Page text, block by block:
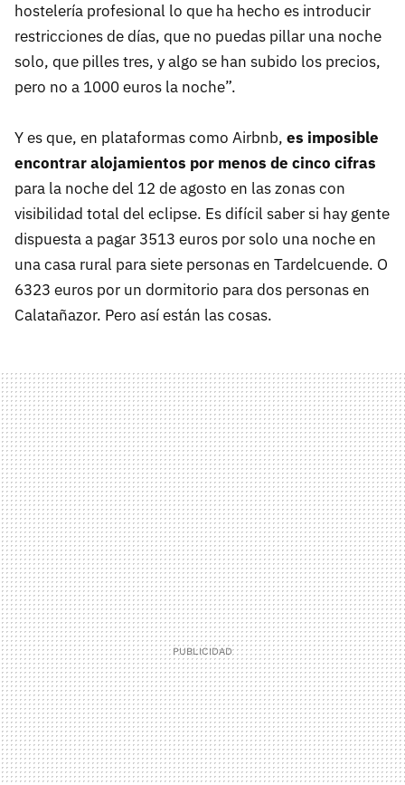
hostelería profesional lo que ha hecho es introducir
restricciones de días, que no puedas pillar una noche
solo, que pilles tres, y algo se han subido los precios,
pero no a 1000 euros la noche”.
Y es que, en plataformas como Airbnb, es imposible
encontrar alojamientos por menos de cinco cifras
para la noche del 12 de agosto en las zonas con
visibilidad total del eclipse. Es difícil saber si hay gente
dispuesta a pagar 3513 euros por solo una noche en
una casa rural para siete personas en Tardelcuende. O
6323 euros por un dormitorio para dos personas en
Calatañazor. Pero así están las cosas.